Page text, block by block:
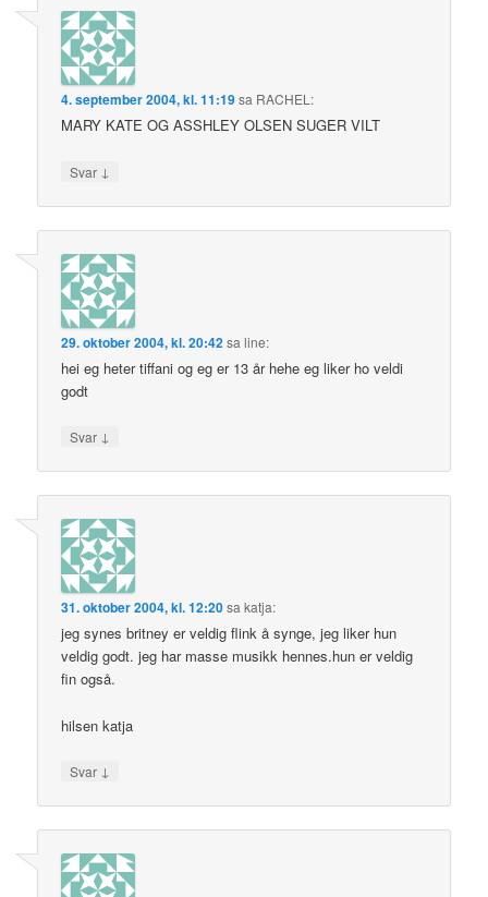
4. september 2004, kl. 11:19sa RACHEL :
MARY KATE OG ASSHLEY OLSEN SUGER VILT
Svar ↓
29. oktober 2004, kl. 20:42sa line:
hei eg heter tiffani og eg er 13 år hehe eg liker ho veldi
godt
Svar ↓
31. oktober 2004, kl. 12:20sa katja:
jeg synes britney er veldig flink å synge, jeg liker hun
veldig godt. jeg har masse musikk hennes.hun er veldig
fin også.
hilsen katja
Svar ↓